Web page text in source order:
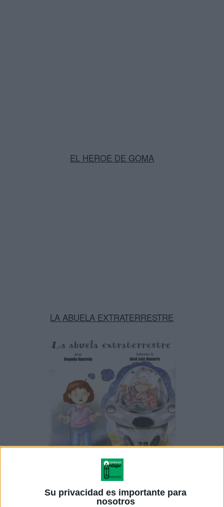
Su privacidad es importante para
nosotros
EL HEROE DE GOMA
LA ABUELA EXTRATERRESTRE
LA OVEJA SABIA